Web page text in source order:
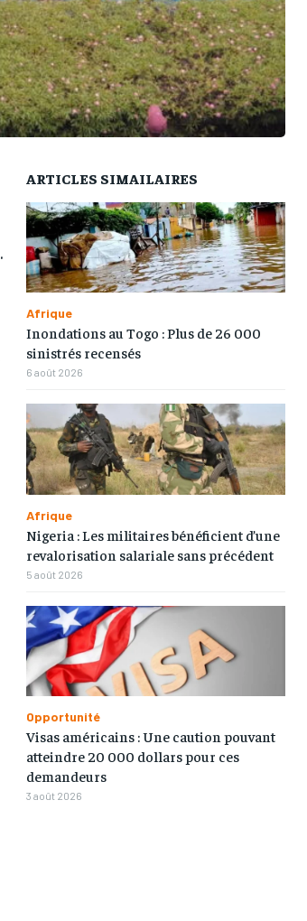
D’AFRIQUE
until you
until you
D’AFRIQUE
D’AFRIQUE
D’AFRIQUE
ARTICLES SIMAILAIRES
Afrique
Inondations au Togo : Plus de 26 000
sinistrés recensés
6 août 2026
Afrique
Nigeria : Les militaires bénéficient d’une
revalorisation salariale sans précédent
5 août 2026
Opportunité
Visas américains : Une caution pouvant
atteindre 20 000 dollars pour ces
demandeurs
3 août 2026